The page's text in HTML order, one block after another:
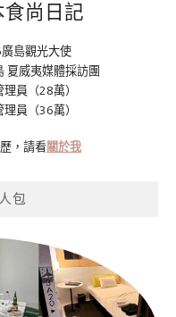
食尚日記
島觀光大使
夏威夷媒體採訪團
員（28萬）
員（36萬）
，請看關於我
包